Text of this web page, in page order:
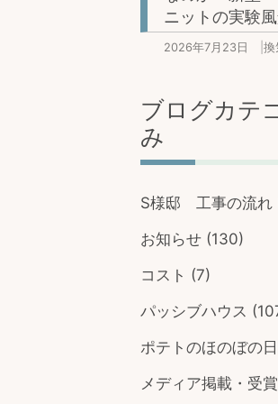
ニットの実験
2026年7月23日 換
ブログカテ
み
S様邸 工事の流れ
お知らせ (130)
コスト (7)
パッシブハウス
ポテトのほのぼの
メディア掲載・受賞